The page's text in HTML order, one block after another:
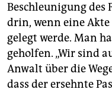
Beschleunigung des
drin, wenn eine
gelegt werde. Man
geholfen. „Wir sind
Anwalt über die
dass der ersehnte